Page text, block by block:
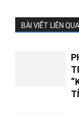
BÀI VIẾT LIÊN